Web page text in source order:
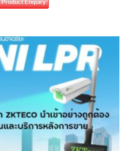
Product Enquiry